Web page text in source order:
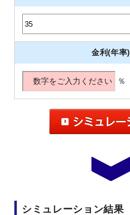
金利(年率)
％
シミュレーション結果